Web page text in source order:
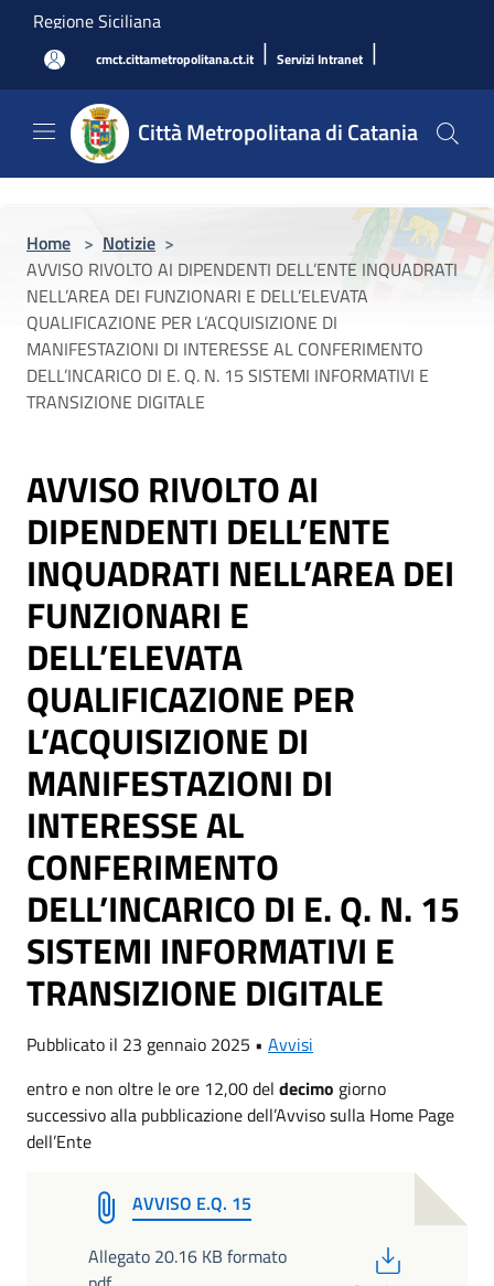
Salta al contenuto principale
Regione Siciliana
cmct.cittametropolitana.ct.it | Servizi Intranet |
Città Metropolitana di Catania
Home > Notizie >
AVVISO RIVOLTO AI DIPENDENTI DELL’ENTE INQUADRATI
NELL’AREA DEI FUNZIONARI E DELL’ELEVATA
QUALIFICAZIONE PER L’ACQUISIZIONE DI
MANIFESTAZIONI DI INTERESSE AL CONFERIMENTO
DELL’INCARICO DI E. Q. N. 15 SISTEMI INFORMATIVI E
TRANSIZIONE DIGITALE
AVVISO RIVOLTO AI
DIPENDENTI DELL’ENTE
INQUADRATI NELL’AREA DEI
FUNZIONARI E
DELL’ELEVATA
QUALIFICAZIONE PER
L’ACQUISIZIONE DI
MANIFESTAZIONI DI
INTERESSE AL
CONFERIMENTO
DELL’INCARICO DI E. Q. N. 15
SISTEMI INFORMATIVI E
TRANSIZIONE DIGITALE
Pubblicato il 23 gennaio 2025 • Avvisi
entro e non oltre le ore 12,00 del decimo giorno
successivo alla pubblicazione dell’Avviso sulla Home Page
dell’Ente
AVVISO E.Q. 15
Allegato 20.16 KB formato